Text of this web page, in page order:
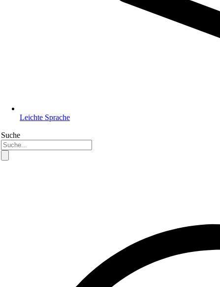
Leichte Sprache
Suche